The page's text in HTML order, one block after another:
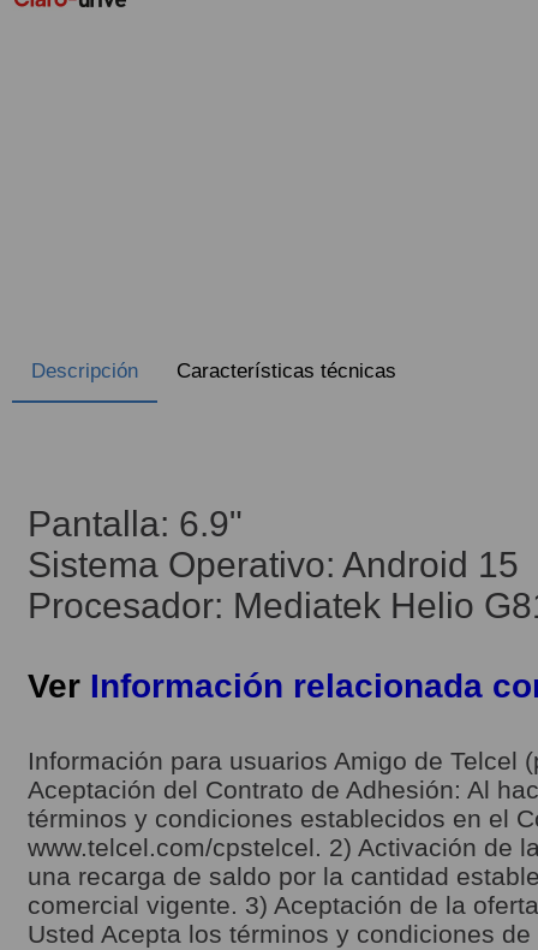
Descripción Características técnicas
Pantalla: 6.9"
Sistema Operativo: Android 15
Procesador: Mediatek Helio
Ver Información relacionada
Información para usuarios Amigo de Telcel
Aceptación del Contrato de Adhesión: Al
términos y condiciones establecidos en el
www.telcel.com/cpstelcel. 2) Activación de
una recarga de saldo por la cantidad
comercial vigente. 3) Aceptación de la
Usted Acepta los términos y condiciones